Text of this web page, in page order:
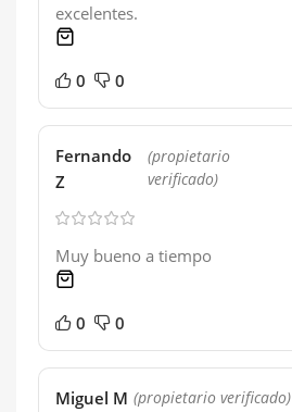
excelentes.
0 0
Fernando
Z
(propietario
verificado)
Muy bueno a tiempo
0 0
Miguel M (propietario verificado)